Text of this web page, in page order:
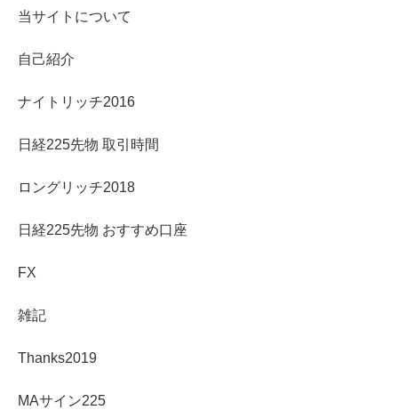
当サイトについて
自己紹介
ナイトリッチ2016
日経225先物 取引時間
ロングリッチ2018
日経225先物 おすすめ口座
FX
雑記
Thanks2019
MAサイン225